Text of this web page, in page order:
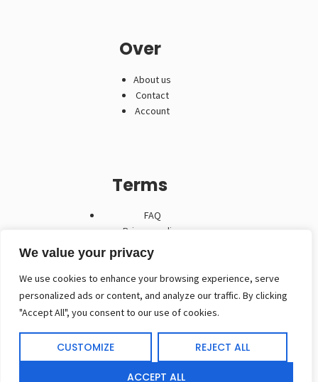
We value your privacy
We use cookies to enhance your browsing experience, serve
personalized ads or content, and analyze our traffic. By clicking
"Accept All", you consent to our use of cookies.
CUSTOMIZE REJECT ALL
ACCEPT ALL
Over
About us
Contact
Account
Terms
FAQ
Privacy policy
Algemene voorwaarden
Contact
(+32) 474 30 73 63